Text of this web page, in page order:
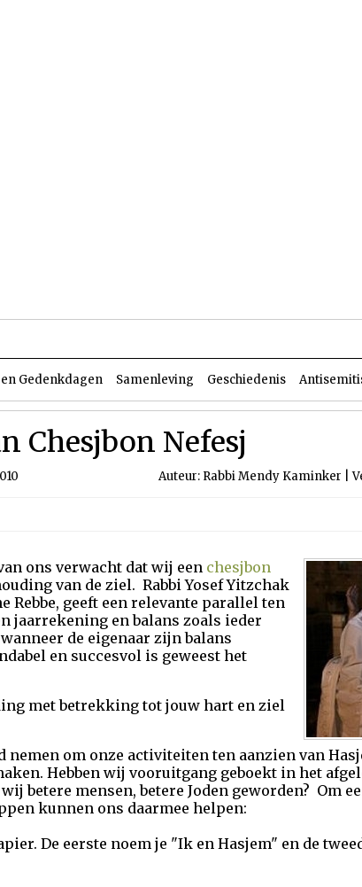
en Gedenkdagen Samenleving Geschiedenis
Chesjbon Nefesj
Auteur: Rabbi Mendy Kaminker |
ons verwacht dat wij een chesjbon
van de ziel. Rabbi Yosef Yitzchak
Rebbe, geeft een relevante parallel ten
jaarrekening en balans zoals ieder
de eigenaar zijn balans
en succesvol is geweest het
met betrekking tot jouw hart en ziel
om onze activiteiten ten aanzien van
Hebben wij vooruitgang geboekt in het
betere mensen, betere Joden geworden? Om
kunnen ons daarmee helpen:
De eerste noem je "Ik en Hasjem" en de